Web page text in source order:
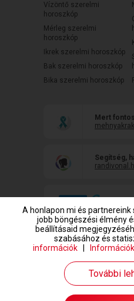
Vízöntő szerelmi
horoszkóp
Mérleg szerelmi
horoszkóp
Ikrek szerelmi horoszkóp
Bak szerelmi horoszkóp
Bika szerelmi horoszkóp
Mert
Segítség,
www.randivonal.hu © Copyright
A honlapon mi és
jobb böngészési élmény
beállításaid
szabásához és
információk
További